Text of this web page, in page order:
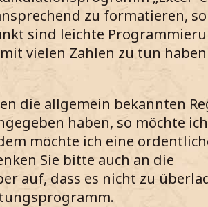
zu formatieren,
sind leichte
vielen Zahlen zu tun
die allgemein bekannten
haben, so möchte
möchte ich eine
Sie bitte auch an die
auf, dass es nicht zu